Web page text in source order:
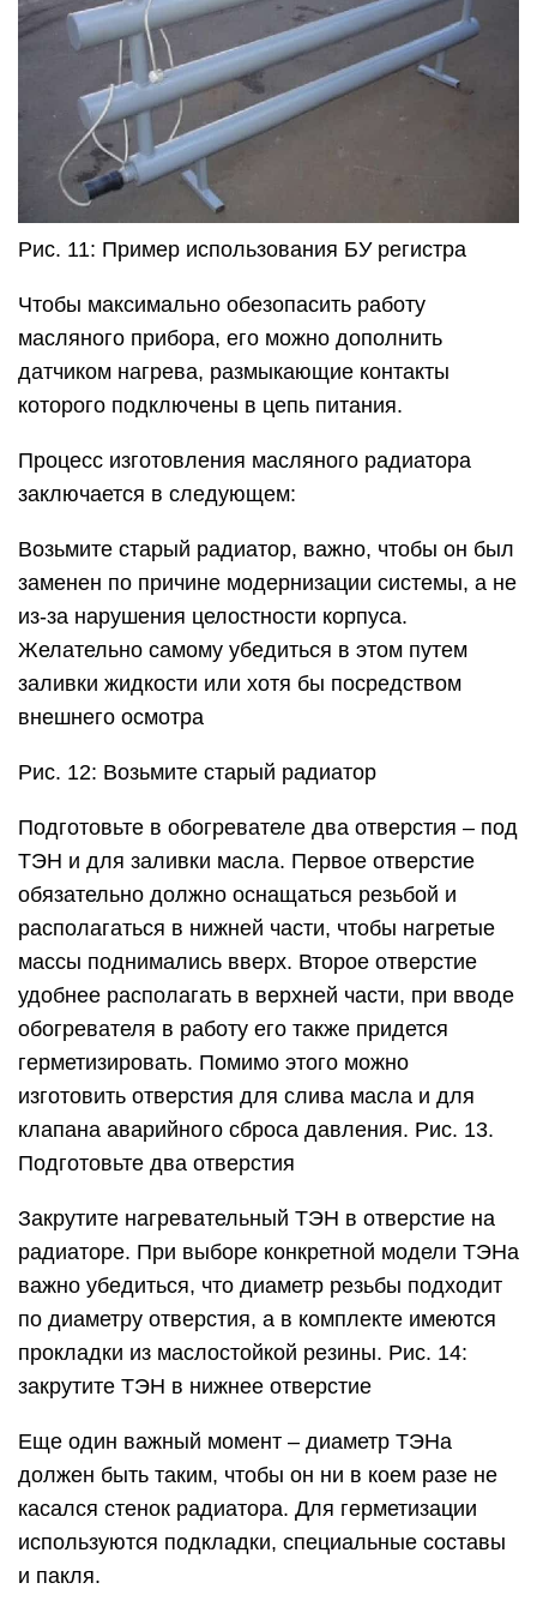
Рис. 11: Пример использования БУ регистра
Чтобы максимально обезопасить работу
масляного прибора, его можно дополнить
датчиком нагрева, размыкающие контакты
которого подключены в цепь питания.
Процесс изготовления масляного радиатора
заключается в следующем:
Возьмите старый радиатор, важно, чтобы он был
заменен по причине модернизации системы, а не
из-за нарушения целостности корпуса.
Желательно самому убедиться в этом путем
заливки жидкости или хотя бы посредством
внешнего осмотра
Рис. 12: Возьмите старый радиатор
Подготовьте в обогревателе два отверстия – под
ТЭН и для заливки масла. Первое отверстие
обязательно должно оснащаться резьбой и
располагаться в нижней части, чтобы нагретые
массы поднимались вверх. Второе отверстие
удобнее располагать в верхней части, при вводе
обогревателя в работу его также придется
герметизировать. Помимо этого можно
изготовить отверстия для слива масла и для
клапана аварийного сброса давления. Рис. 13.
Подготовьте два отверстия
Закрутите нагревательный ТЭН в отверстие на
радиаторе. При выборе конкретной модели ТЭНа
важно убедиться, что диаметр резьбы подходит
по диаметру отверстия, а в комплекте имеются
прокладки из маслостойкой резины. Рис. 14:
закрутите ТЭН в нижнее отверстие
Еще один важный момент – диаметр ТЭНа
должен быть таким, чтобы он ни в коем разе не
касался стенок радиатора. Для герметизации
используются подкладки, специальные составы
и пакля.